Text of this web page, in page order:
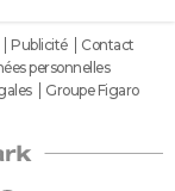
Publicité
Contact
personnelles
Groupe Figaro